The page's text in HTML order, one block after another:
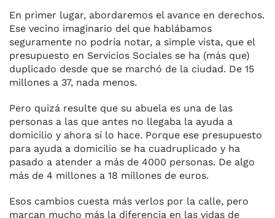
En primer lugar, abordaremos el avance en derechos.
Ese vecino imaginario del que hablábamos
seguramente no podría notar, a simple vista, que el
presupuesto en Servicios Sociales se ha (más que)
duplicado desde que se marchó de la ciudad. De 15
millones a 37, nada menos.
Pero quizá resulte que su abuela es una de las
personas a las que antes no llegaba la ayuda a
domicilio y ahora sí lo hace. Porque ese presupuesto
para ayuda a domicilio se ha cuadruplicado y ha
pasado a atender a más de 4000 personas. De algo
más de 4 millones a 18 millones de euros.
Esos cambios cuesta más verlos por la calle, pero
marcan mucho más la diferencia en las vidas de